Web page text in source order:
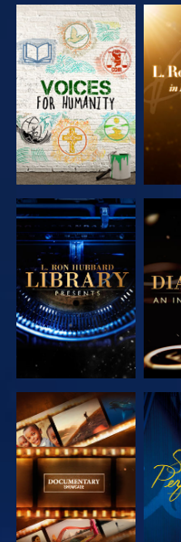
VERKEN DE
SERIE
VERKEN DE
SERIE
VERKEN DE
SERIE